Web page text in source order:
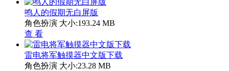
鸣人的假期无白屏版
角色扮演 大小:193.24 MB
查 看
雷电将军触摸器中文版下载
角色扮演 大小:23.28 MB